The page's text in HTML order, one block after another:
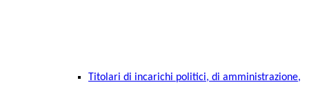
Titolari di incarichi politici, di amministrazione,